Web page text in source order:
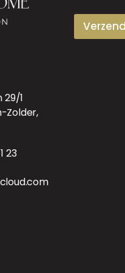
29/1
Zolder,
23
Verzend